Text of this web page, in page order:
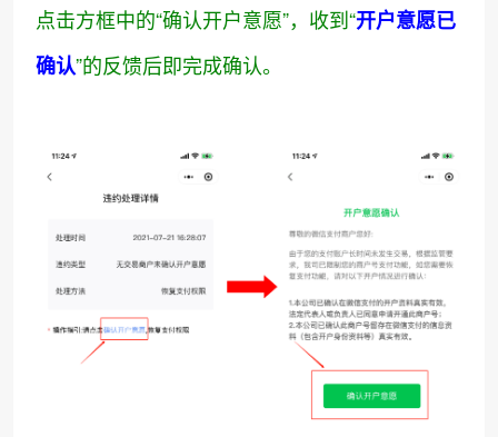
点击方框中的“确认开户意愿”，收到“开户意愿已
确认”的反馈后即完成确认。